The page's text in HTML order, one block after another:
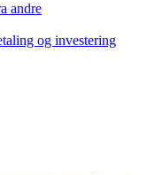
andre
og investering